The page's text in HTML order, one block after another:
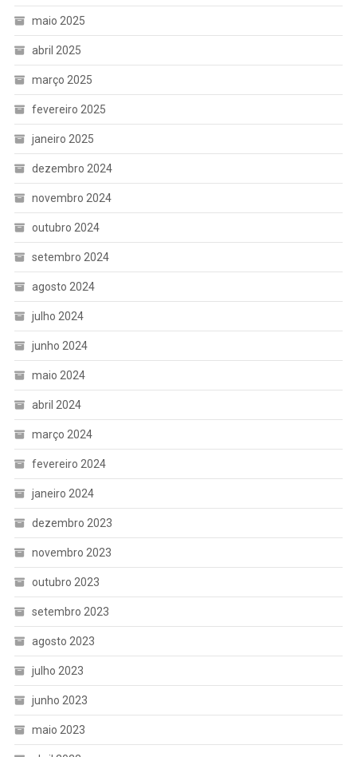
maio 2025
abril 2025
março 2025
fevereiro 2025
janeiro 2025
dezembro 2024
novembro 2024
outubro 2024
setembro 2024
agosto 2024
julho 2024
junho 2024
maio 2024
abril 2024
março 2024
fevereiro 2024
janeiro 2024
dezembro 2023
novembro 2023
outubro 2023
setembro 2023
agosto 2023
julho 2023
junho 2023
maio 2023